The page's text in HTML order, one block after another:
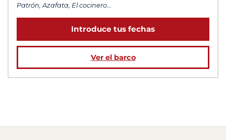
Patrón, Azafata, El cocinero...
Introduce tus fechas
Ver el barco